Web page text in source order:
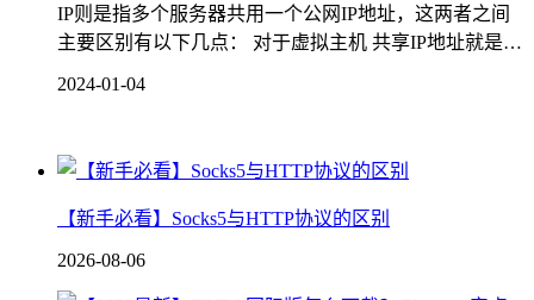
IP则是指多个服务器共用一个公网IP地址，这两者之间
主要区别有以下几点： 对于虚拟主机 共享IP地址就是…
2024-01-04
【新手必看】Socks5与HTTP协议的区别
2026-08-06